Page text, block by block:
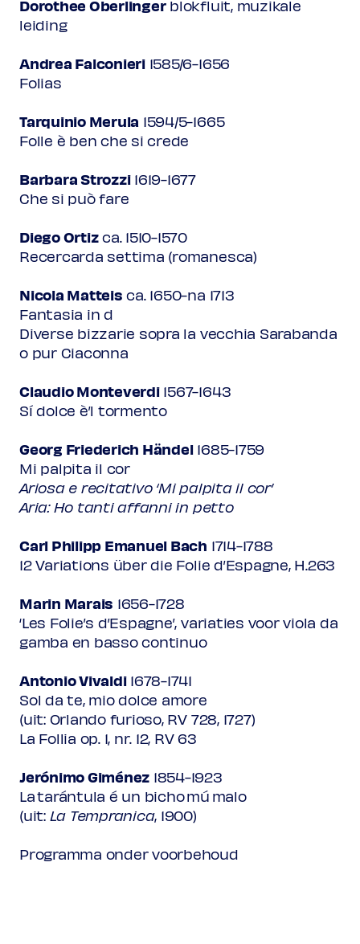
Dorothee Oberlingerblokfluit, muzikale
leiding
Andrea Falconieri1585/6-1656
Folias
Tarquinio Merula 1594/5-1665
Folle è ben che si crede
Barbara Strozzi1619-1677
Che si può fare
Diego Ortizca. 1510-1570
Recercarda settima (romanesca)
Nicola Matteis ca. 1650-na 1713
Fantasia in d
Diverse bizzarie sopra la vecchia Sarabanda
o pur Ciaconna
Claudio Monteverdi1567-1643
Sí dolce è’l tormento
Georg Friederich Händel1685-1759
Mi palpita il cor
Ariosa e recitativo ‘Mi palpita il cor’
Aria: Ho tanti affanni in petto
Carl Philipp Emanuel Bach 1714-1788
12 Variations über die Folie d’Espagne, H.263
Marin Marais 1656-1728
‘Les Folie’s d’Espagne’, variaties voor viola da
gamba en basso continuo
Antonio Vivaldi1678-1741
Sol da te, mio dolce amore
(uit: Orlando furioso, RV 728, 1727)
La Follia op. 1, nr. 12, RV 63
Jerónimo Giménez 1854-1923
La tarántula é un bicho mú malo
(uit: La Tempranica, 1900)
Programma onder voorbehoud